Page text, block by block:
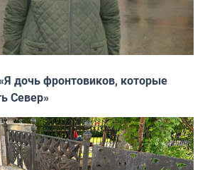
дочь фронтовиков, которые
Север»